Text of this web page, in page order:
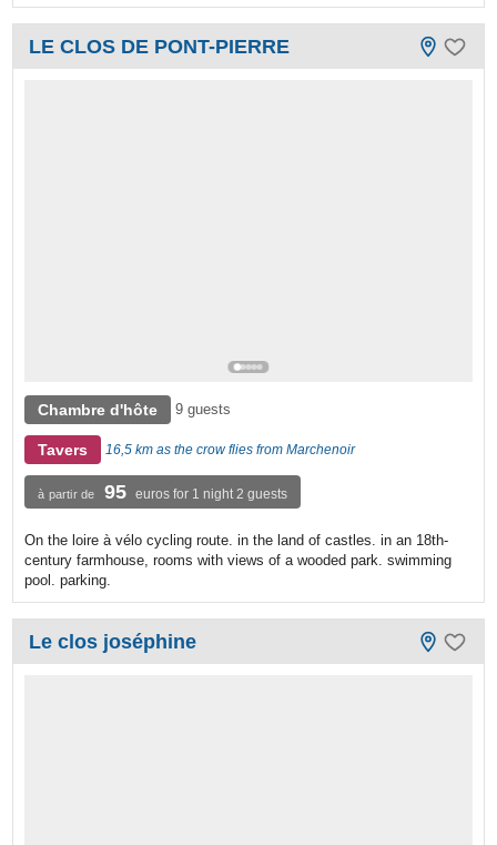
LE CLOS DE PONT-PIERRE
Chambre d'hôte 9 guests
Tavers 16,5 km as the crow flies from Marchenoir
à partir de 95 euros for 1 night 2 guests
On the loire à vélo cycling route. in the land of castles. in an 18th-
century farmhouse, rooms with views of a wooded park. swimming
pool. parking.
Le clos joséphine